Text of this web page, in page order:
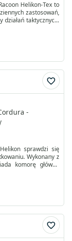
Helikon-Tex to
zastosowań,
działań taktycznych.
zamki YKK. Jest
modelu,
użytkowników.
bliskiej
-
sprawdzi się
Wykonany z
komorę główną
plecak Helikon
przytroczenia
w systemie